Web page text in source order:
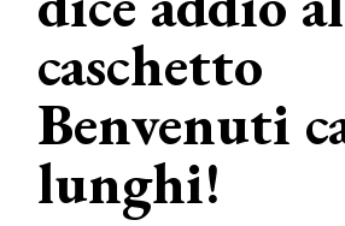
News
dalle
aziende
caschetto
Benvenuti
lunghi!